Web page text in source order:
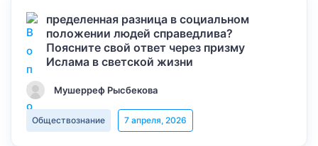
пределенная разница в социальном
положении людей справедлива?
Поясните свой ответ через призму
Ислама в светской жизни
Мушерреф Рысбекова
Обществознание 7 апреля, 2026